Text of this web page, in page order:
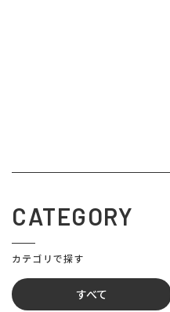
CATEGORY
カテゴリで探す
すべて